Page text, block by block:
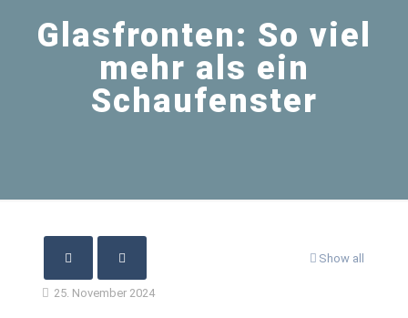
Glasfronten: So viel
mehr als ein
Schaufenster
Show all
25. November 2024